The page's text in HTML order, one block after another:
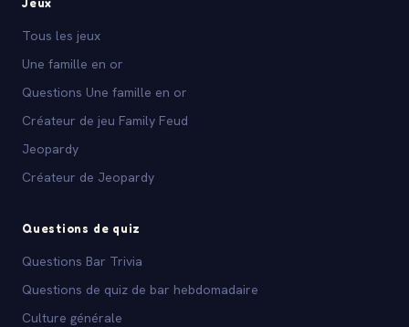
Tous les jeux
Une famille en or
Questions Une famille en or
Créateur de jeu Family Feud
Jeopardy
Créateur de Jeopardy
Questions de quiz
Questions Bar Trivia
Questions de quiz de bar hebdomadaire
Culture générale